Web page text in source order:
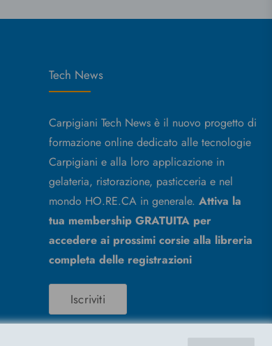
Tech News
Carpigiani Tech News è il nuovo progetto di
formazione online dedicato alle tecnologie
Carpigiani e alla loro applicazione in
gelateria, ristorazione, pasticceria e nel
mondo HO.RE.CA in generale.Attiva la
tua membership GRATUITA per
accedere ai prossimi corsie alla libreria
completa delle registrazioni
Iscriviti